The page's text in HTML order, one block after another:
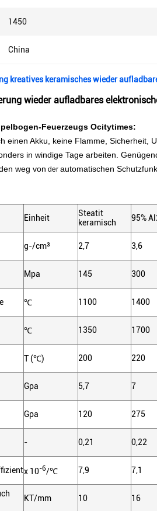
1450
China
kreatives keramisches wieder
wieder aufladbares
Feuerzeugs Ocitytimes:
einen Akku, keine Flamme, Sicherheit,
in windige Tage arbeiten.
weg von der automatischen
Einheit
Steatit
keramisch
95%
g-/cm³ 2,7 3,6
Mpa 145 300
℃ 1100 1400
℃ 1350 1700
T (℃) 200 220
Gpa 5,7 7
Gpa 120 275
- 0,21 0,22
x 10-6/℃ 7,9 7,1
KT/mm 10 16